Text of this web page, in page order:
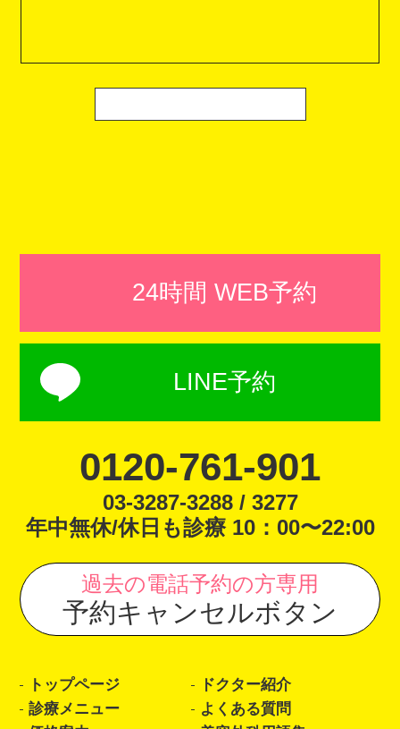
24時間 WEB予約
LINE予約
0120-761-901
03-3287-3288 / 3277
年中無休/休日も診療 10：00〜22:00
過去の電話予約の方専用
予約キャンセルボタン
トップページ
ドクター紹介
診療メニュー
よくある質問